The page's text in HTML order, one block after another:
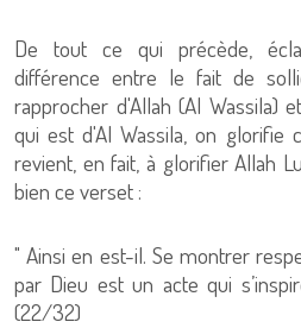
De tout ce qui précède,
différence entre le fait de
rapprocher d'Allah (Al Wassila)
qui est d'Al Wassila, on glorifie
revient, en fait, à glorifier Allah
bien ce verset :
" Ainsi en est-il. Se montrer
par Dieu est un acte qui
(22/32)